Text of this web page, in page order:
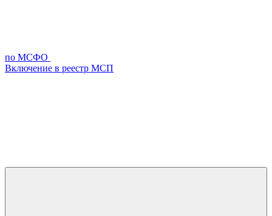
по МСФО
Включение в реестр МСП